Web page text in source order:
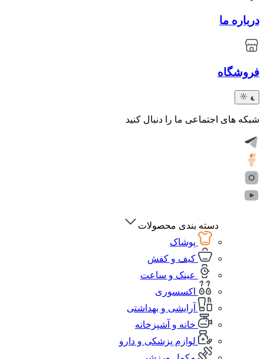
درباره ما
فروشگاه
شبکه های اجتماعی ما را دنبال کنید
دسته بندی محصولات
پوشاک
کیف و کفش
عینک و ساعت
اکسسوری
آرایشی و بهداشتی
خانه و آشپزخانه
لوازم پزشکی و دارو